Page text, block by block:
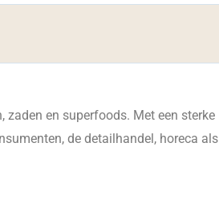
en superfoods. Met een sterke
de detailhandel, horeca als